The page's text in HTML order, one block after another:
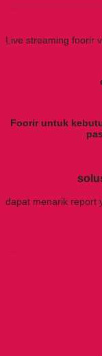
Live streaming foorir
Foorir untuk
dapat menarik report